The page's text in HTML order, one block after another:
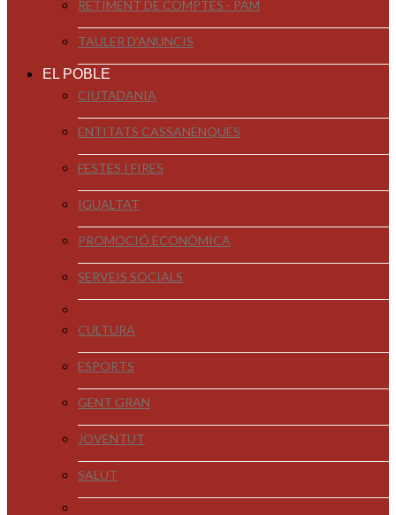
RETIMENT DE COMPTES - PAM
TAULER D'ANUNCIS
EL POBLE
CIUTADANIA
ENTITATS CASSANENQUES
FESTES I FIRES
IGUALTAT
PROMOCIÓ ECONÒMICA
SERVEIS SOCIALS
CULTURA
ESPORTS
GENT GRAN
JOVENTUT
SALUT